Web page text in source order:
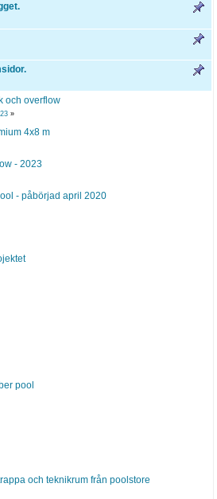
och overflow
23 »
4x8 m
- 2023
- påbörjad april 2020
pool
och teknikrum från poolstore